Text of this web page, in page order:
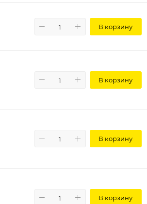
В корзину
В корзину
В корзину
В корзину